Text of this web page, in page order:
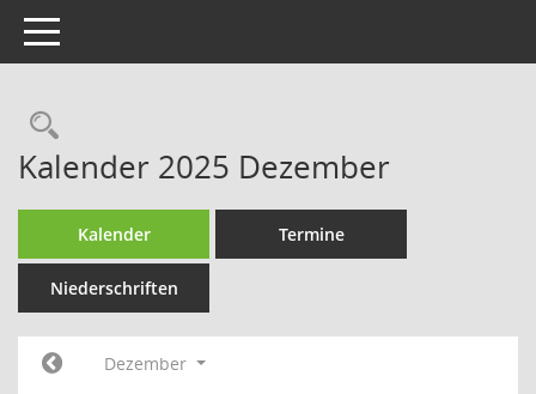
Toggle navigation
Rechercheauswahl
Kalender 2025 Dezember
Kalender Termine
Niederschriften
Dezember